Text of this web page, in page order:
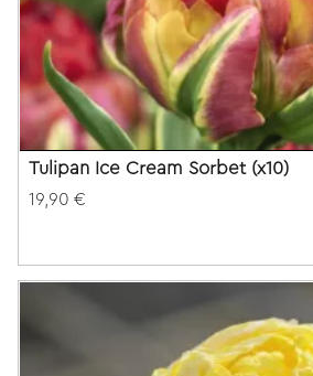
Tulipan Ice Cream Sorbet (x10)
19,90 €